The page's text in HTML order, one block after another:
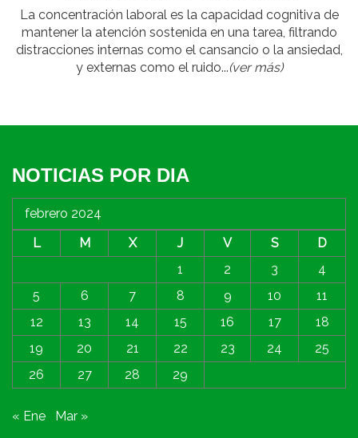
La concentración laboral es la capacidad cognitiva de
mantener la atención sostenida en una tarea, filtrando
distracciones internas como el cansancio o la ansiedad,
y externas como el ruido...(ver más)
NOTICIAS POR DIA
febrero 2024
L
M X J V S
D
1
2 3
4
5
6 7 8 9 10
11
12
13 14 15 16 17
18
19
20 21 22 23 24
25
26
27 28 29
« Ene Mar »